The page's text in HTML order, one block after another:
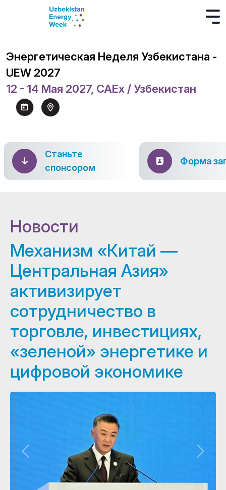
Энергетическая Неделя Узбекистана -
UEW 2027
12 - 14 Мая 2027, CAEx / Узбекистан
Станьте
спонсором
Форма
Новости
Механизм «Китай —
Центральная Азия»
активизирует
сотрудничество в
торговле, инвестициях,
«зеленой» энергетике и
цифровой экономике